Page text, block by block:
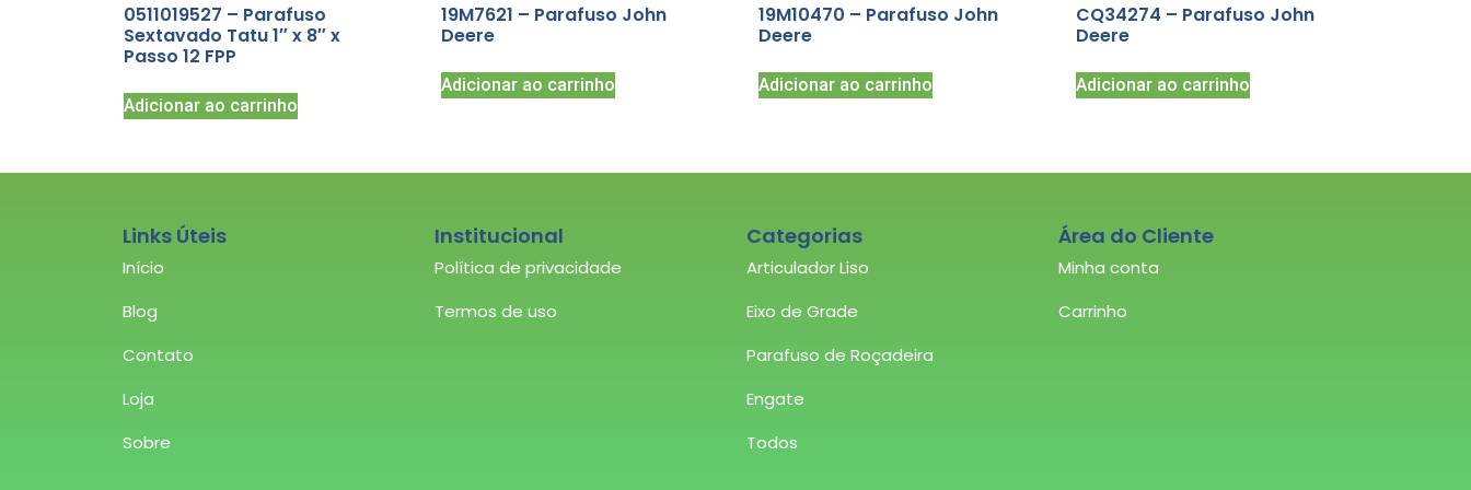
0511019527 – Parafuso
Sextavado Tatu 1″ x 8″ x
Passo 12 FPP
Adicionar ao carrinho
19M7621 – Parafuso John
Deere
Adicionar ao carrinho
19M10470 – Parafuso John
Deere
Adicionar ao carrinho
CQ34274 – Parafuso John
Deere
Adicionar ao carrinho
Links Úteis
Início
Blog
Contato
Loja
Sobre
Institucional
Política de privacidade
Termos de uso
Categorias
Articulador Liso
Eixo de Grade
Parafuso de Roçadeira
Engate
Todos
Área do Cliente
Minha conta
Carrinho